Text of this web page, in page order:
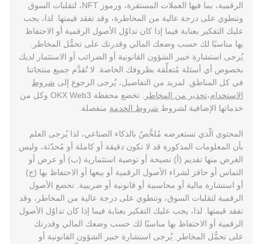
الرقمية، بما فيها العملات المستقرة، ورموز NFT، لتقلبات السوق
وتنطوي على درجة عالية من المخاطرة، وقد تفقد قيمتها. لذا، يجب
عليك التفكير بعناية فيما إذا كان تداوُل الأصول الرقمية أو الاحتفاظ
بها مناسبًا لك حسب وضعك المالي وقدرتك على تحمُّل المخاطر.
يُرجى استشارة خبير الشؤون القانونية أو الضرائب أو الاستثمار لديك
بخصوص أي أسئلة مُتعلِّقة بظروفك الخاصة. لا تُقدَّم جميع منتجاتنا
في كل المناطق. لمزيد من التفاصيل، يُرجى الرجوع إلى شروط
الاستخدام،تحذير من المخاطر
. تخضع محفظة OKX Web3 وكل من
خدماتها الإضافية لشروط شروط الخدمة منفصلة.
المحتوى الّذي تستعرضه مُلخَّصٌ بالذكاء الصناعي، لذا يُرجى العلم
بأن المعلومات المذكورة قد لا تكون دقيقة أو كاملة أو مُحدّثة، وليس
الغرض منها تقديم (أ) نصيحة أو توصية استثمارية (ب) أو عرض أو
التماس أو حافز لشراء الأصول الرقمية أو بيعها أو الاحتفاظ بها (ج)
أو استشارة مالية أو محاسبية أو قانونية أو ضريبية. تخضع الأصول
الرقمية لتقلبات السوق، وتنطوي على درجة عالية من المخاطر، وقد
تفقد قيمتها. لذا، يجب عليك التفكير بعناية فيما إذا كان تداوُل الأصول
الرقمية أو الاحتفاظ بها مناسبًا لك حسب وضعك المالي وقدرتك
على تحمُّل المخاطر. يُرجى استشارة خبير الشؤون القانونية أو